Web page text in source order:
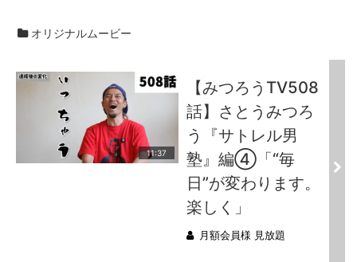
オリジナルムービー
11:37
【みつろうTV508
話】さとうみつろ
う『サトレル男
塾』編④「“毎
日”が変わります。
楽しく」
月額会員様 見放題